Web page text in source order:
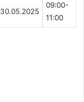
30.05.2025
09:00-
11:00